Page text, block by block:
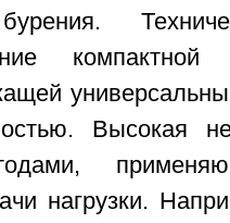
Высокая
нагрузки.